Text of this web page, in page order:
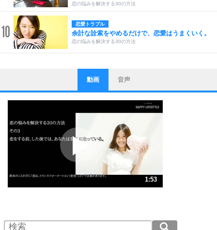
恋の悩みを解決する30の方法
10 恋愛トラブル
余計な詮索をやめるだけで、恋愛はうまくいく。
恋の悩みを解決する30の方法
1
ストレス対策
他人と比べない。
いっそのこと、他人を見ない。
いらいらしない人になる30の方法
ポジティブになれない原因は、行動しないから。
ポジティブ思考になる30の方法
人生、なんとかなるもの。
気楽に生きる30の方法
4 器の大きい人は、怒りを優しさで表現する。
動画 音声
1:53
2.0倍速 （222KB 56秒）